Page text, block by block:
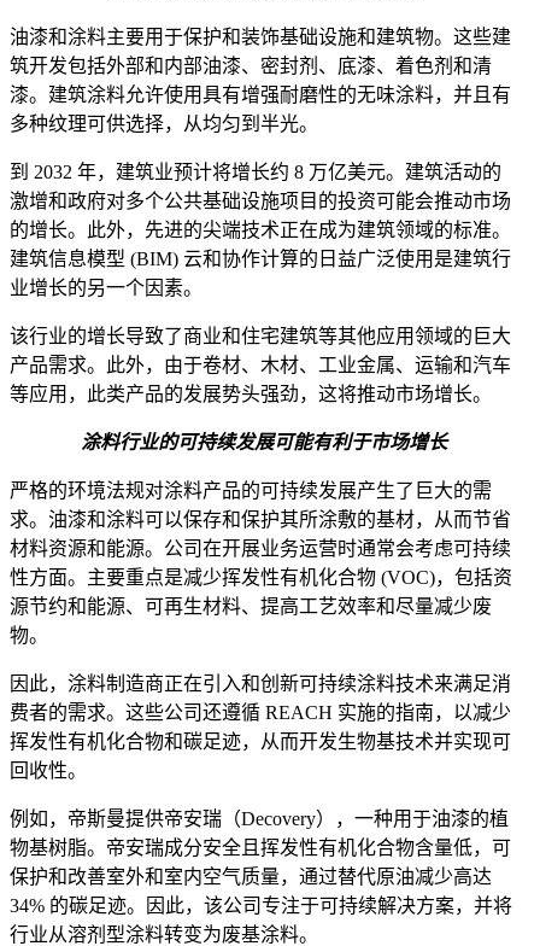
油漆和涂料主要用于保护和装饰基础设施和建筑物。这些建
筑开发包括外部和内部油漆、密封剂、底漆、着色剂和清
漆。建筑涂料允许使用具有增强耐磨性的无味涂料，并且有
多种纹理可供选择，从均匀到半光。
到 2032 年，建筑业预计将增长约 8 万亿美元。建筑活动的
激增和政府对多个公共基础设施项目的投资可能会推动市场
的增长。此外，先进的尖端技术正在成为建筑领域的标准。
建筑信息模型 (BIM) 云和协作计算的日益广泛使用是建筑行
业增长的另一个因素。
该行业的增长导致了商业和住宅建筑等其他应用领域的巨大
产品需求。此外，由于卷材、木材、工业金属、运输和汽车
等应用，此类产品的发展势头强劲，这将推动市场增长。
涂料行业的可持续发展可能有利于市场增长
严格的环境法规对涂料产品的可持续发展产生了巨大的需
求。油漆和涂料可以保存和保护其所涂敷的基材，从而节省
材料资源和能源。公司在开展业务运营时通常会考虑可持续
性方面。主要重点是减少挥发性有机化合物 (VOC)，包括资
源节约和能源、可再生材料、提高工艺效率和尽量减少废
物。
因此，涂料制造商正在引入和创新可持续涂料技术来满足消
费者的需求。这些公司还遵循 REACH 实施的指南，以减少
挥发性有机化合物和碳足迹，从而开发生物基技术并实现可
回收性。
例如，帝斯曼提供帝安瑞（Decovery），一种用于油漆的植
物基树脂。帝安瑞成分安全且挥发性有机化合物含量低，可
保护和改善室外和室内空气质量，通过替代原油减少高达
34% 的碳足迹。因此，该公司专注于可持续解决方案，并将
行业从溶剂型涂料转变为废基涂料。